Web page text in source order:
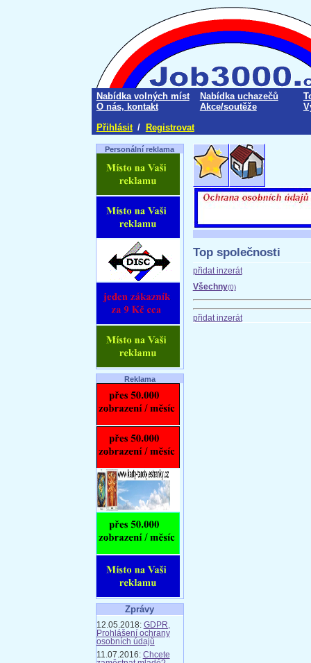
Nabídka volných míst Nabídka uchazečů
O nás, kontakt
Akce/soutěže
Přihlásit / Registrovat
Personální reklama
Reklama
Zprávy
12.05.2018: GDPR,
Prohlášení ochrany
osobních údajů
11.07.2016: Chcete
Top společnosti
přidat inzerát
Všechny(0)
přidat inzerát